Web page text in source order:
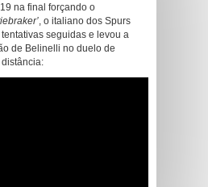
na final forçando o
, o italiano dos Spurs
seguidas e levou a
de Belinelli no duelo de